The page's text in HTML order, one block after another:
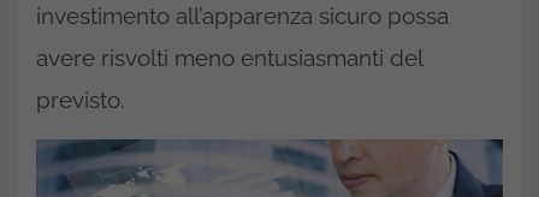
investimento all’apparenza sicuro possa
avere risvolti meno entusiasmanti del
previsto.